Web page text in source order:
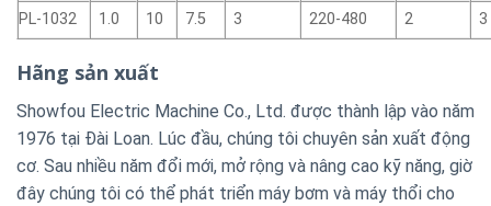
PL-1032 1.0 10 7.5 3 220-480 2 3
Hãng sản xuất
Showfou Electric Machine Co., Ltd. được thành lập vào năm
1976 tại Đài Loan. Lúc đầu, chúng tôi chuyên sản xuất động
cơ. Sau nhiều năm đổi mới, mở rộng và nâng cao kỹ năng, giờ
đây chúng tôi có thể phát triển máy bơm và máy thổi cho